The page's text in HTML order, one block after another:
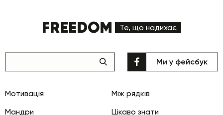
FREEDOM Те, що надихає
Мотивація
Між рядків
Мандри
Цікаво знати
Ми у фейсбук